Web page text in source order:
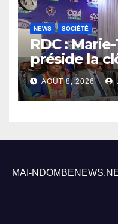
NEWS SOCIÉTÉ
RDC :
préside la
l’UNIKIN
AOÛT 8, 2026
MAI-